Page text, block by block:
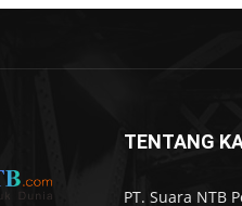
TENTANG
PT. Suara NTB